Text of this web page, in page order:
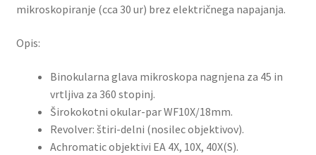
mikroskopiranje (cca 30 ur) brez električnega napajanja.
Opis:
Binokularna glava mikroskopa nagnjena za 45 in
vrtljiva za 360 stopinj.
Širokokotni okular-par WF10X/18mm.
Revolver: štiri-delni (nosilec objektivov).
Achromatic objektivi EA 4X, 10X, 40X(S).